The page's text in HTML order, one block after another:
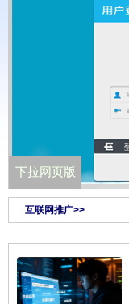
下拉通网络版
下拉网页版
互联网推广>>